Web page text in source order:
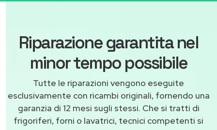
Riparazione garantita nel
minor tempo possibile
Tutte le riparazioni vengono eseguite
esclusivamente con ricambi originali, fornendo una
garanzia di 12 mesi sugli stessi. Che si tratti di
frigoriferi, forni o lavatrici, tecnici competenti si